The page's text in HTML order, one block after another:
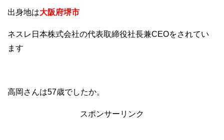
出身地は大阪府堺市
ネスレ日本株式会社の代表取締役社長兼CEOをされてい
ます
高岡さんは57歳でしたか。
スポンサーリンク